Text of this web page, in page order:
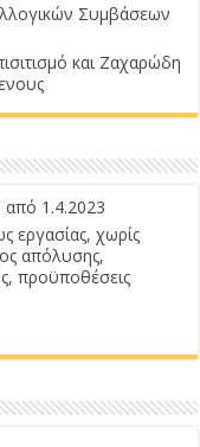
Συμβάσεων
και Ζαχαρώδη
από 1.4.2023
εργασίας, χωρίς
απόλυσης,
προϋποθέσεις